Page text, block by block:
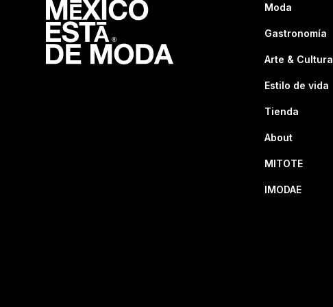
Moda
Gastronomía
Arte & Cultura
Estilo de vida
Tienda
About
MITOTE
IMODAE